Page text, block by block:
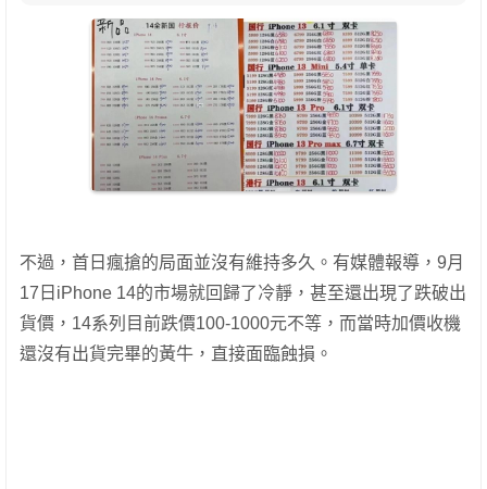
不過，首日瘋搶的局面並沒有維持多久。有媒體報導，9月
17日iPhone 14的市場就回歸了冷靜，甚至還出現了跌破出
貨價，14系列目前跌價100-1000元不等，而當時加價收機
還沒有出貨完畢的黃牛，直接面臨蝕損。